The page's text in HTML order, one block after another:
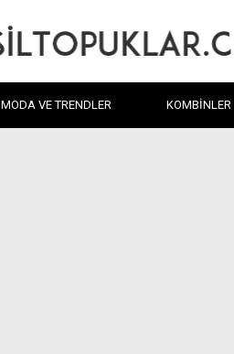
MODA VE TRENDLER KOMBINLER